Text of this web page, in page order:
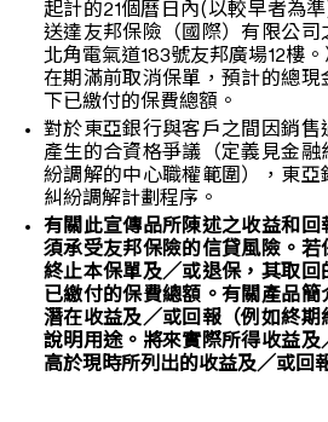
起計的21個曆日內(以較早者為
送達友邦保險（國際）有限公司
北角電氣道183號友邦廣場12樓
在期滿前取消保單，預計的總現
下已繳付的保費總額。
對於東亞銀行與客戶之間因銷售
產生的合資格爭議（定義見金融
紛調解的中心職權範圍），東亞
糾紛調解計劃程序。
有關此宣傳品所陳述之收益和回
須承受友邦保險的信貸風險。若
終止本保單及／或退保，其取回
已繳付的保費總額。有關產品
潛在收益及／或回報（例如終期
說明用途。將來實際所得收益及
高於現時所列出的收益及／或回